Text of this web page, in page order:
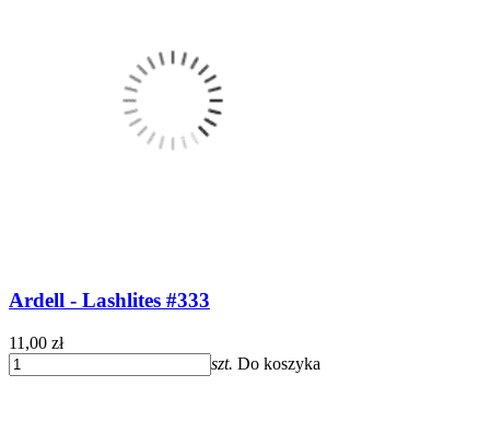
Ardell - Lashlites #333
11,00 zł
szt. Do koszyka